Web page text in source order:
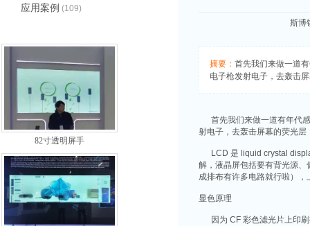
斯博
摘要： 首先我们来做一道
电子枪发射电子，去轰击
首先我们来做一道有年代感
射电子，去轰击屏幕的荧光
LCD 是 liquid crystal
解，液晶屏包括要有背光源
成排布有许多电路就行啦）
显色原理
因为 CF 彩色滤光片上印刷
应用案例 (109)
展览展示(0)
O2O应用(0)
82寸透明屏手